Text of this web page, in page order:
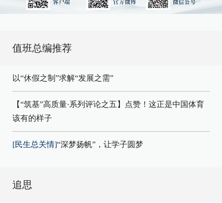
值班总编推荐
以“休假之制”求解“发展之需”
【“筑基”高质量·系列评论之五】点赞！这正是中国体育
该有的样子
[民生总关情]“深梦扬帆”，让学子圆梦
追思